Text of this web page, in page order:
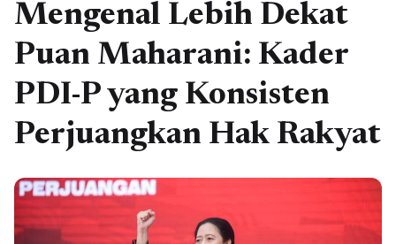
Mengenal Lebih Dekat
Puan Maharani: Kader
PDI-P yang Konsisten
Perjuangkan Hak Rakyat